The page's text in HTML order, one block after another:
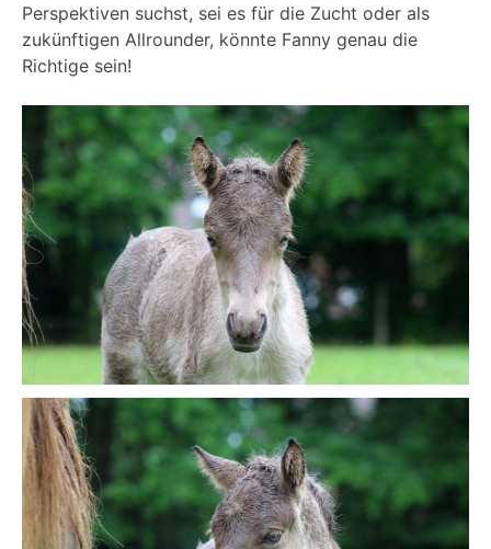
Perspektiven suchst, sei es für die Zucht oder als
zukünftigen Allrounder, könnte Fanny genau die
Richtige sein!